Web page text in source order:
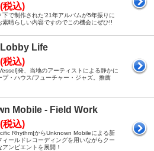
税込)
下で制作された'21年アルバムが5年振りに
素晴らしい内容ですのでこの機会にぜひ!!
Life
税込)
発、当地のアーティストによる静かに
プ・ハウス/フューチャー・ジャズ。推薦
Mobile - Field Work
税込)
Rhythm]からUnknown Mobileによる新
ィールドレコーディングを用いながらクー
アンビエントを展開！